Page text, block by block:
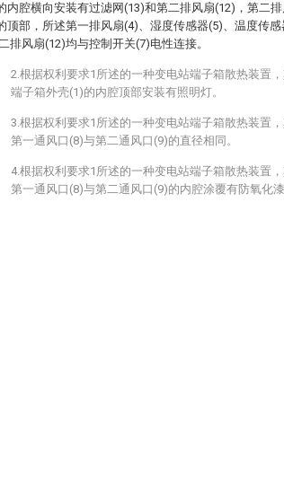
内腔横向安装有过滤网(13)和第二排风扇(12)，第二
顶部，所述第一排风扇(4)、湿度传感器(5)、温度传
排风扇(12)均与控制开关(7)电性连接。
2.根据权利要求1所述的一种变电站端子箱散热装置
端子箱外壳(1)的内腔顶部安装有照明灯。
3.根据权利要求1所述的一种变电站端子箱散热装置
第一通风口(8)与第二通风口(9)的直径相同。
4.根据权利要求1所述的一种变电站端子箱散热装置
第一通风口(8)与第二通风口(9)的内腔涂覆有防氧化漆